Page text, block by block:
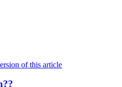
of this article